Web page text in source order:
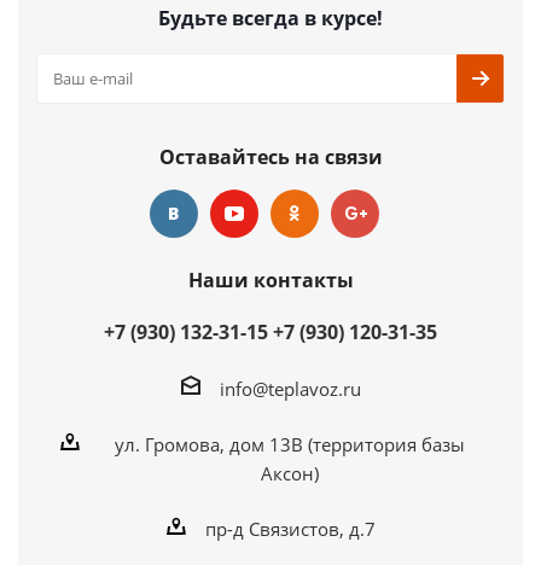
Будьте всегда в курсе!
Оставайтесь на связи
Наши контакты
+7 (930) 132-31-15+7 (930) 120-31-35
info@teplavoz.ru
ул. Громова, дом 13В (территория базы
Аксон)
пр-д Связистов, д.7